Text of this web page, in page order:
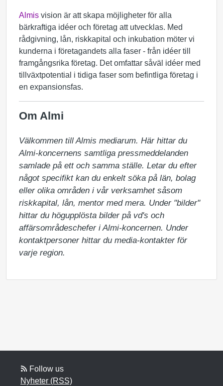
Almis vision är att skapa möjligheter för alla
bärkraftiga idéer och företag att utvecklas. Med
rådgivning, lån, riskkapital och inkubation möter vi
kunderna i företagandets alla faser - från idéer till
framgångsrika företag. Det omfattar såväl idéer med
tillväxtpotential i tidiga faser som befintliga företag i
en expansionsfas.
Om Almi
Välkommen till Almis mediarum. Här hittar du
Almi-koncernens samtliga pressmeddelanden
samlade på ett och samma ställe. Letar du efter
något specifikt kan du enkelt söka på län, bolag
eller olika områden i vår verksamhet såsom
riskkapital, lån, mentor med mera. Under "bilder"
hittar du högupplösta bilder på vd's och
affärsområdeschefer i Almi-koncernen. Under
kontaktpersoner hittar du media-kontakter för
varje region.
Follow us
Nyheter (RSS)